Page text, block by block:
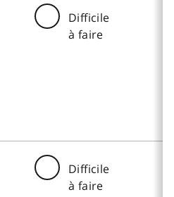
Difficile
à faire
Difficile
à faire